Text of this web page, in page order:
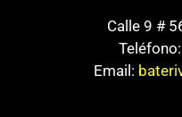
Calle 9 #
Teléfono:
Email: